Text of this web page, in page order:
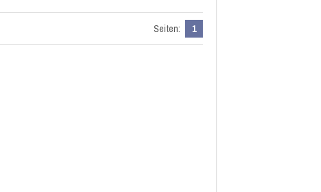
Seiten: 1